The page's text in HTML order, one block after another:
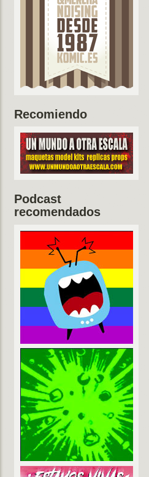
Recomiendo
Podcast
recomendados